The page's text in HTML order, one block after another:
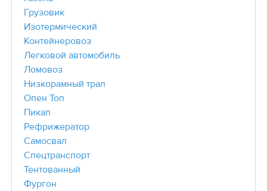
Грузовик
Изотермический
Контейнеровоз
Легковой автомобиль
Ломовоз
Низкорамный трал
Опен Топ
Пикап
Рефрижератор
Самосвал
Спецтранспорт
Тентованный
Фургон